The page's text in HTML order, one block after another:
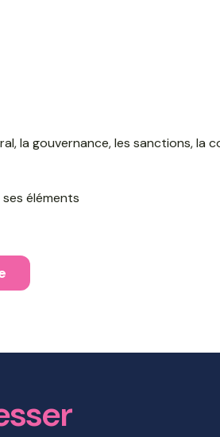
la gouvernance, les sanctions, la
éléments